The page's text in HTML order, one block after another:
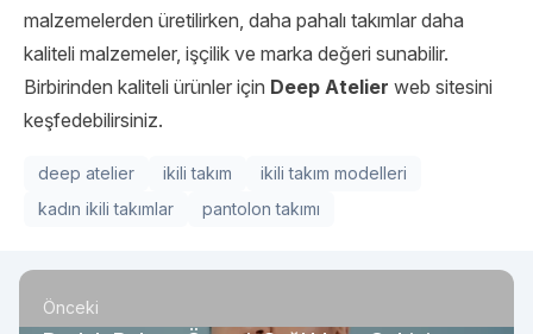
malzemelerden üretilirken, daha pahalı takımlar daha
kaliteli malzemeler, işçilik ve marka değeri sunabilir.
Birbirinden kaliteli ürünler için Deep Atelier web sitesini
keşfedebilirsiniz.
deep atelier ikili takım
ikili takım modelleri
kadın ikili takımlar
pantolon takımı
Önceki